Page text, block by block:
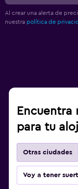
Al crear una alerta de
nuestra política de
Encuentra
para tu
Otras ciudades
Voy a tener